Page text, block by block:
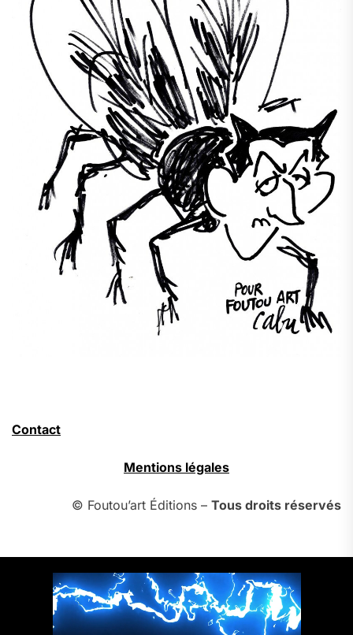
Contact
Mentions légales
© Foutou’art Éditions – Tous droits réservés